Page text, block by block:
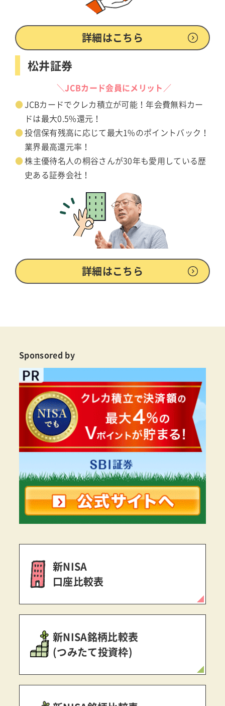
詳細はこちら
松井証券
＼JCBカード会員にメリット／
JCBカードでクレカ積立が可能！年会費無料カー
ドは最大0.5%還元！
投信保有残高に応じて最大1%のポイントバック！
業界最高還元率！
株主優待名人の桐谷さんが30年も愛用している歴
史ある証券会社！
詳細はこちら
Sponsored by
新NISA
口座比較表
新NISA銘柄比較表
(つみたて投資枠)